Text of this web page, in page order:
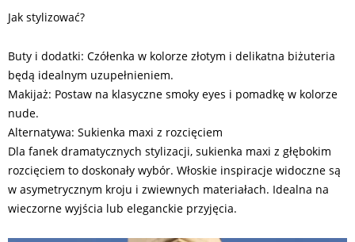
Jak stylizować?
Buty i dodatki: Czółenka w kolorze złotym i delikatna biżuteria
będą idealnym uzupełnieniem.
Makijaż: Postaw na klasyczne smoky eyes i pomadkę w kolorze
nude.
Alternatywa: Sukienka maxi z rozcięciem
Dla fanek dramatycznych stylizacji, sukienka maxi z głębokim
rozcięciem to doskonały wybór. Włoskie inspiracje widoczne są
w asymetrycznym kroju i zwiewnych materiałach. Idealna na
wieczorne wyjścia lub eleganckie przyjęcia.